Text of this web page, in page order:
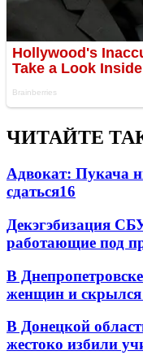
ЧИТАЙТЕ
Адвокат: Пукача
сдаться16
Декэгэбизация
работающие под
В
женщин и
В Донецкой
жестоко избили